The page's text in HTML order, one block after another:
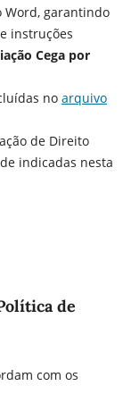
Word, garantindo
instruções
Cega por
no arquivo
de Direito
indicadas nesta
de
com os